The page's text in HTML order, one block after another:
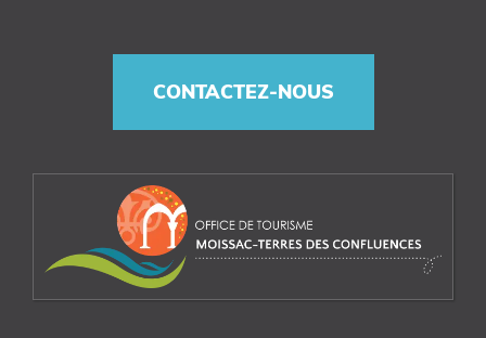
CONTACTEZ-NOUS